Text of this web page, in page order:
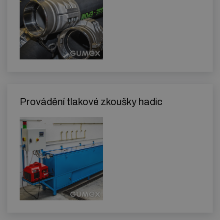
Provádění tlakové zkoušky hadic